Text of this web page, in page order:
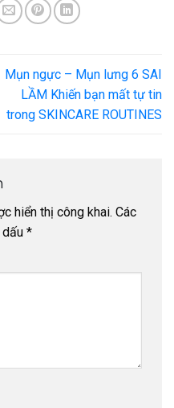
Mụn ngực – Mụn lưng 6 SAI
LẦM Khiến bạn mất tự tin
trong SKINCARE ROUTINES
hiển thị công khai. Các
*